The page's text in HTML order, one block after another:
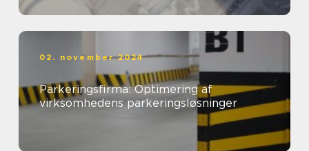
02. november 2024
Parkeringsfirma: Optimering af
virksomhedens parkeringsløsninger